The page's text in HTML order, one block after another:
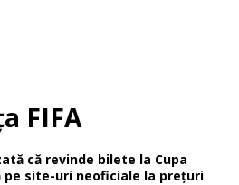
FIFA
că revinde bilete la Cupa
pe site-uri neoficiale la prețuri